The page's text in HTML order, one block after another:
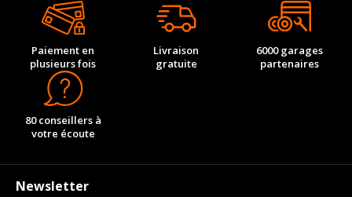
Paiement en
plusieurs fois
Livraison
gratuite
6000 garages
partenaires
80 conseillers à
votre écoute
Newsletter